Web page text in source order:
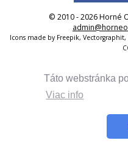
Táto webstránka
Viac info
© 2010 - 2026 Horné
Icons made by Freepik, Vectorgraphit,